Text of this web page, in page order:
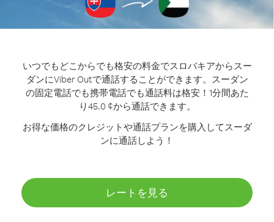
いつでもどこからでも格安の料金でスロバキアからスー
ダンにViber Outで通話することができます。 スーダン
の固定電話でも携帯電話でも通話料は格安！1分間あた
り45.0 ¢から通話できます。
お得な価格のクレジットや通話プランを購入してスーダ
ンに通話しよう！
レートを見る